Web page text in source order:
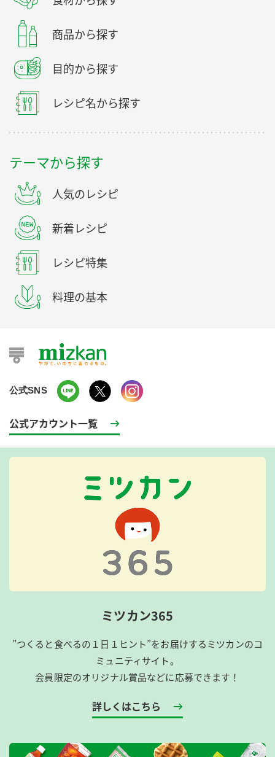
商品から探す
目的から探す
レシピ名から探す
テーマから探す
人気のレシピ
新着レシピ
レシピ特集
料理の基本
公式SNS
公式アカウント一覧
ミツカン365
”つくると食べるの１日１ヒント”をお届けするミツカンのコ
ミュニティサイト。
会員限定のオリジナル賞品などに応募できます！
詳しくはこちら